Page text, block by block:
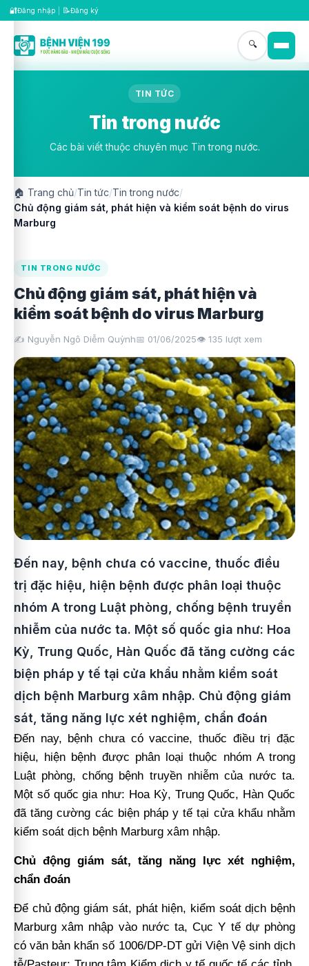
🔐Đăng nhập 📝Đăng ký
🔍
TIN TỨC
Tin trong nước
Các bài viết thuộc chuyên mục Tin trong nước.
🏠 Trang chủ/Tin tức/Tin trong nước/
Chủ động giám sát, phát hiện và kiểm soát bệnh do virus
Marburg
TIN TRONG NƯỚC
Chủ động giám sát, phát hiện và
kiểm soát bệnh do virus Marburg
✍️ Nguyễn Ngô Diễm Quỳnh📅 01/06/2025👁️ 135 lượt xem
Đến nay, bệnh chưa có vaccine, thuốc điều
trị đặc hiệu, hiện bệnh được phân loại thuộc
nhóm A trong Luật phòng, chống bệnh truyền
nhiễm của nước ta. Một số quốc gia như: Hoa
Kỳ, Trung Quốc, Hàn Quốc đã tăng cường các
biện pháp y tế tại cửa khẩu nhằm kiểm soát
dịch bệnh Marburg xâm nhập. Chủ động giám
sát, tăng năng lực xét nghiệm, chẩn đoán
Đến nay, bệnh chưa có vaccine, thuốc điều trị đặc
hiệu, hiện bệnh được phân loại thuộc nhóm A trong
Luật phòng, chống bệnh truyền nhiễm của nước ta.
Một số quốc gia như: Hoa Kỳ, Trung Quốc, Hàn Quốc
đã tăng cường các biện pháp y tế tại cửa khẩu nhằm
kiểm soát dịch bệnh Marburg xâm nhập.
Chủ động giám sát, tăng năng lực xét nghiệm,
chẩn đoán
Để chủ động giám sát, phát hiện, kiểm soát dịch bệnh
Marburg xâm nhập vào nước ta, Cục Y tế dự phòng
có văn bản khẩn số 1006/DP-DT gửi Viện Vệ sinh dịch